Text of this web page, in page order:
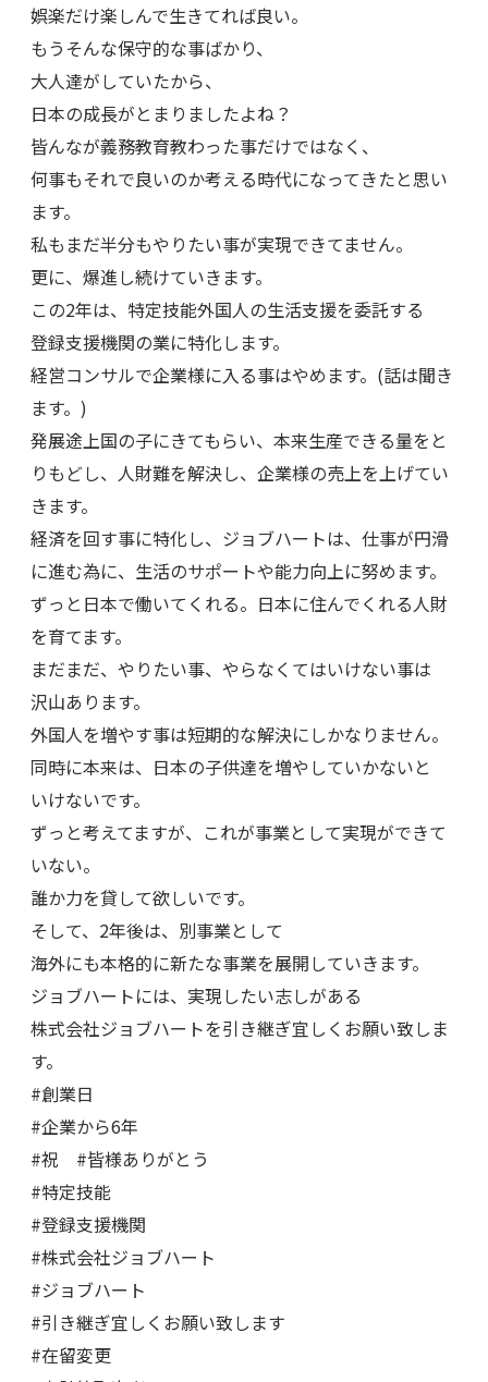
娯楽だけ楽しんで生きてれば良い。
もうそんな保守的な事ばかり、
大人達がしていたから、
日本の成長がとまりましたよね？
皆んなが義務教育教わった事だけではなく、
何事もそれで良いのか考える時代になってきたと思い
ます。
私もまだ半分もやりたい事が実現できてません。
更に、爆進し続けていきます。
この2年は、特定技能外国人の生活支援を委託する
登録支援機関の業に特化します。
経営コンサルで企業様に入る事はやめます。(話は聞き
ます。)
発展途上国の子にきてもらい、本来生産できる量をと
りもどし、人財難を解決し、企業様の売上を上げてい
きます。
経済を回す事に特化し、ジョブハートは、仕事が円滑
に進む為に、生活のサポートや能力向上に努めます。
ずっと日本で働いてくれる。日本に住んでくれる人財
を育てます。
まだまだ、やりたい事、やらなくてはいけない事は
沢山あります。
外国人を増やす事は短期的な解決にしかなりません。
同時に本来は、日本の子供達を増やしていかないと
いけないです。
ずっと考えてますが、これが事業として実現ができて
いない。
誰か力を貸して欲しいです。
そして、2年後は、別事業として
海外にも本格的に新たな事業を展開していきます。
ジョブハートには、実現したい志しがある
株式会社ジョブハートを引き継ぎ宜しくお願い致しま
す。
#創業日
#企業から6年
#祝 #皆様ありがとう
#特定技能
#登録支援機関
#株式会社ジョブハート
#ジョブハート
#引き継ぎ宜しくお願い致します
#在留変更